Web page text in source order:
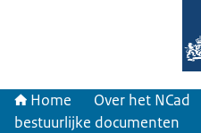
Home Over het NCad
bestuurlijke documenten